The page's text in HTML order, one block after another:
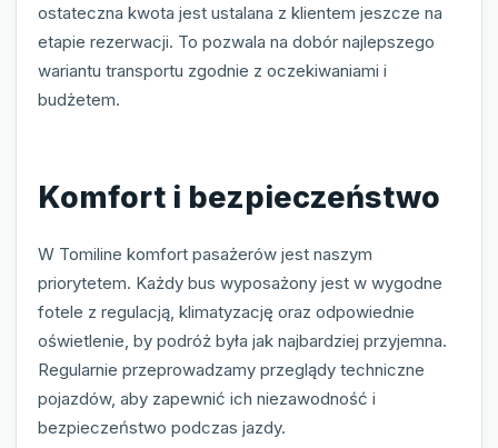
ostateczna kwota jest ustalana z klientem jeszcze na
etapie rezerwacji. To pozwala na dobór najlepszego
wariantu transportu zgodnie z oczekiwaniami i
budżetem.
Komfort i bezpieczeństwo
W Tomiline komfort pasażerów jest naszym
priorytetem. Każdy bus wyposażony jest w wygodne
fotele z regulacją, klimatyzację oraz odpowiednie
oświetlenie, by podróż była jak najbardziej przyjemna.
Regularnie przeprowadzamy przeglądy techniczne
pojazdów, aby zapewnić ich niezawodność i
bezpieczeństwo podczas jazdy.